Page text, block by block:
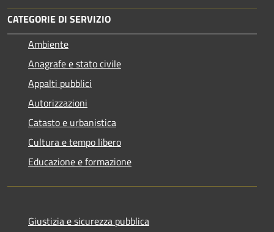
CATEGORIE DI SERVIZIO
Ambiente
Anagrafe e stato civile
Appalti pubblici
Autorizzazioni
Catasto e urbanistica
Cultura e tempo libero
Educazione e formazione
Giustizia e sicurezza pubblica